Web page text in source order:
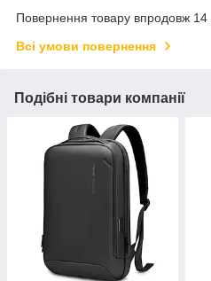
Повернення товару впродовж 14
Всі умови повернення
Подібні товари компанії